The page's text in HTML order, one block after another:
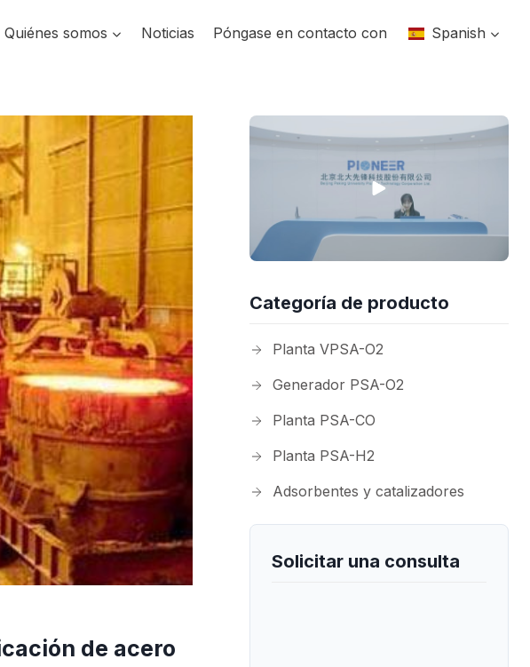
Quiénes somos Noticias Póngase en contacto con Spanish
de acero
Categoría de producto
Planta VPSA-O2
Generador PSA-O2
Planta PSA-CO
Planta PSA-H2
Adsorbentes y catalizadores
Solicitar una consulta